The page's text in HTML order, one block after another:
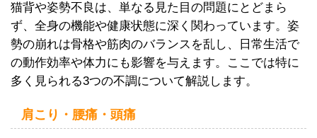
猫背や姿勢不良は、単なる見た目の問題にとどまら
ず、全身の機能や健康状態に深く関わっています。姿
勢の崩れは骨格や筋肉のバランスを乱し、日常生活で
の動作効率や体力にも影響を与えます。ここでは特に
多く見られる3つの不調について解説します。
肩こり・腰痛・頭痛